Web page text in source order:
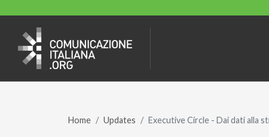
Home Updates Executive Circle - Dai dati alla